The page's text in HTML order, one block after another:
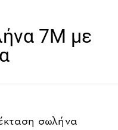
7M με
σωλήνα